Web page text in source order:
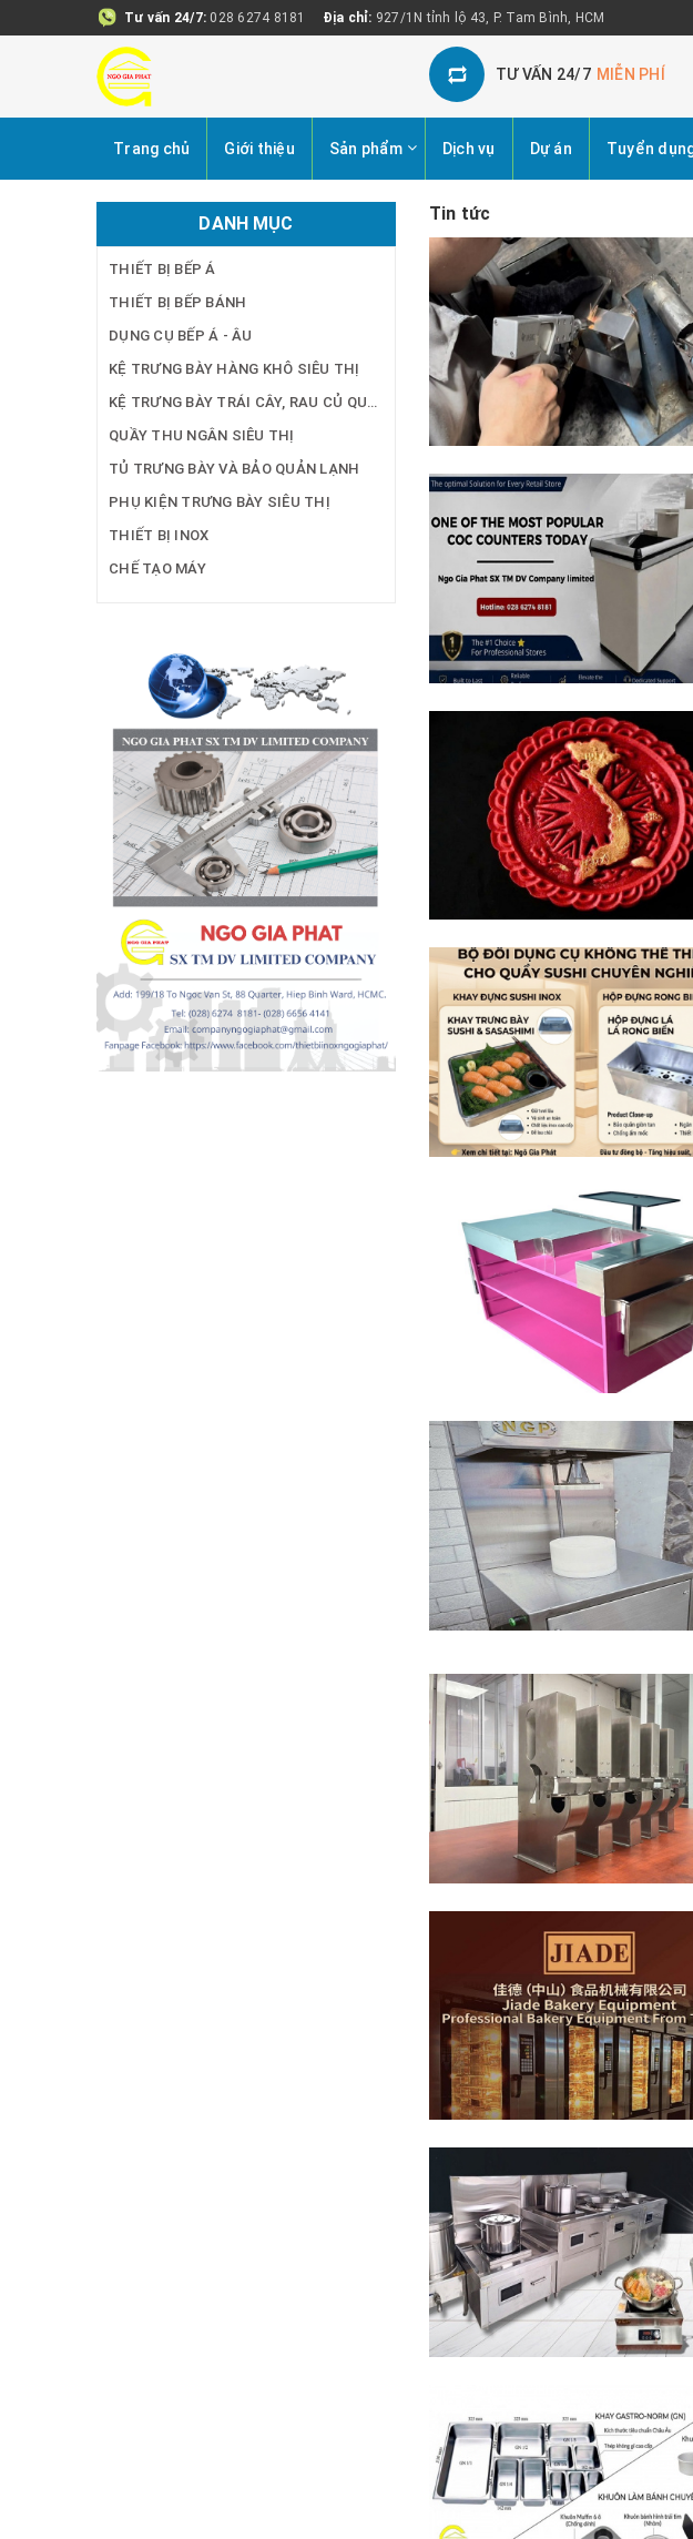
Tư vấn 24/7: 028 6274 8181 Địa chỉ: 927/1N tỉnh lộ 43, P. Tam Bình, HCM
TƯ VẤN 24/7 MIỄN PHÍ
Trang chủ Giới thiệu Sản phẩm Dịch vụ Dự án Tuyển
Tin tức
DANH MỤC
THIẾT BỊ BẾP Á
THIẾT BỊ BẾP BÁNH
DỤNG CỤ BẾP Á - ÂU
KỆ TRƯNG BÀY HÀNG KHÔ SIÊU THỊ
QUẦY THU NGÂN SIÊU THỊ
TỦ TRƯNG BÀY VÀ BẢO QUẢN LẠNH
PHỤ KIỆN TRƯNG BÀY SIÊU THỊ
THIẾT BỊ INOX
CHẾ TẠO MÁY